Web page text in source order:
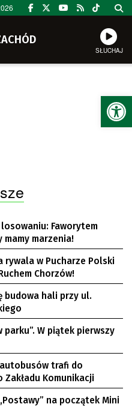
SŁUCHAJ
Faworytem
mamy marzenia!
rywala w Pucharze Polski
Chorzów!
budowa hali przy ul.
parku”. W piątek pierwszy
trafi do
Zakładu Komunikacji
na początek Mini